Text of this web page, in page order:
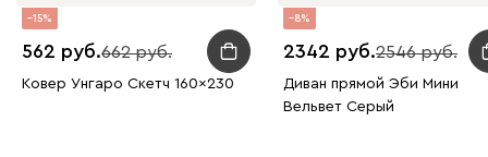
15
562 662
Ковер Унгаро Скетч 160x230
8
2342 2546
Диван прямой Эби Мини
Вельвет Серый